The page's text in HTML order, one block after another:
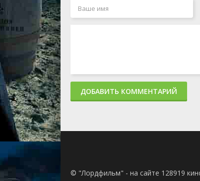
ДОБАВИТЬ КОММЕНТАРИЙ
© "Лордфильм" - на сайте 128919